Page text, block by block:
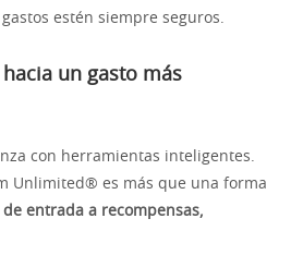
estén siempre seguros.
un gasto más
con herramientas inteligentes.
Unlimited® es más que una forma
entrada a recompensas,